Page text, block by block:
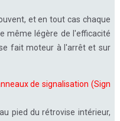
et en tout cas chaque
même légère de l'efficacité
fait moteur à l'arrêt et sur
de signalisation (Sign
pied du rétrovise intérieur,